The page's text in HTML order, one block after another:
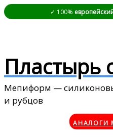
✓ 100%
Пластырь
Мепиформ —
и рубцов
АНАЛОГИ